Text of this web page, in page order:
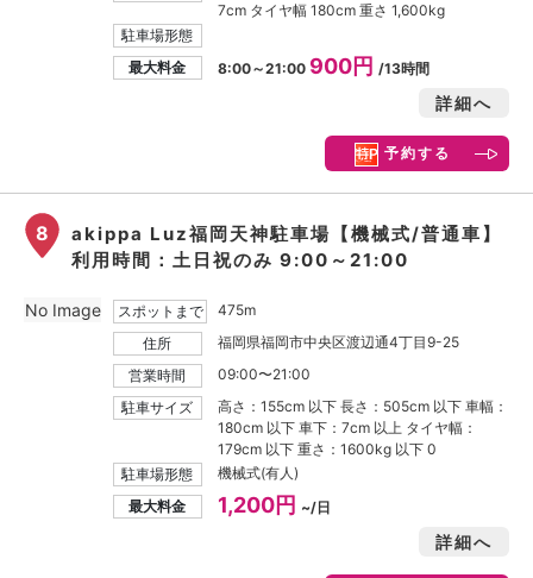
7cm タイヤ幅 180cm 重さ 1,600kg
駐車場形態
最大料金
8:00～21:00 900円/13時間
詳細へ
予約する
8
akippa Luz福岡天神駐車場【機械式/普通車】
利用時間：土日祝のみ 9:00～21:00
スポットまで
475m
住所
福岡県福岡市中央区渡辺通4丁目9-25
営業時間
09:00〜21:00
駐車サイズ
高さ：155cm 以下 長さ：505cm 以下 車幅：
180cm 以下 車下：7cm 以上 タイヤ幅：
179cm 以下 重さ：1600kg 以下 0
駐車場形態
機械式(有人)
最大料金
1,200円 ~/日
詳細へ
No Image